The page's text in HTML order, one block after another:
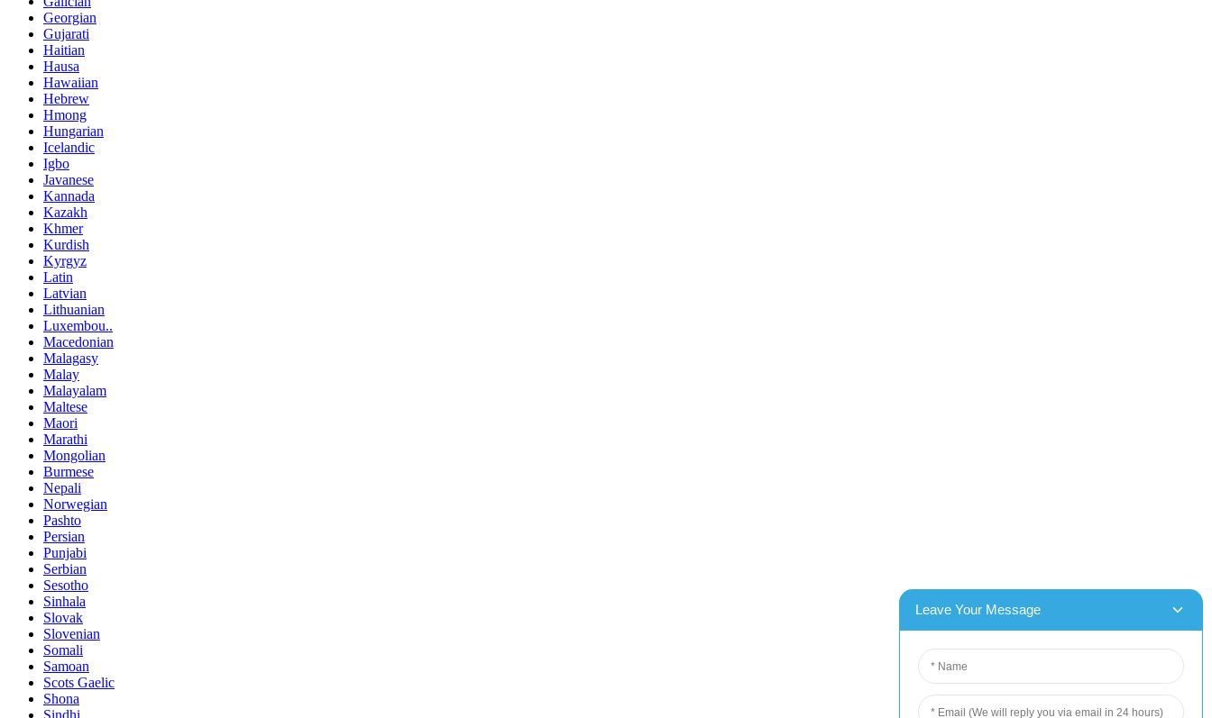
Georgian
Gujarati
Haitian
Hausa
Hawaiian
Hebrew
Hmong
Hungarian
Icelandic
Igbo
Javanese
Kannada
Kazakh
Khmer
Kurdish
Kyrgyz
Latin
Latvian
Lithuanian
Luxembou..
Macedonian
Malagasy
Malay
Malayalam
Maltese
Maori
Marathi
Mongolian
Burmese
Nepali
Norwegian
Pashto
Persian
Punjabi
Serbian
Sesotho
Sinhala
Slovak
Slovenian
Somali
Samoan
Scots Gaelic
Shona
Sindhi